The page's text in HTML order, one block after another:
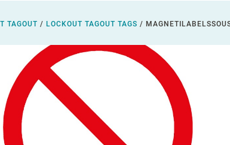
TAGOUT / LOCKOUT TAGOUT TAGS /